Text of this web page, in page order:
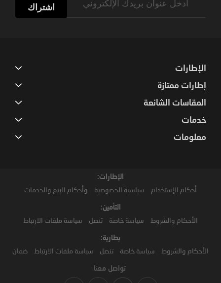
اشتراك
الإطارات
إطارات ممتازة
المقاسات الشائعة
خدمات
معلومات
الإطارات:
أحكام الإستخدام سياسية الخصوصية وأحكام البيع والخدمات
التأمين:
الأحكام والشروط سياسة خاصة تنصل سياسة ملفات الارتباط
بطارية:
الأحكام والشروط سياسة خاصة تنصل سياسة ملفات الارتباط ضمان
تواصل معنا